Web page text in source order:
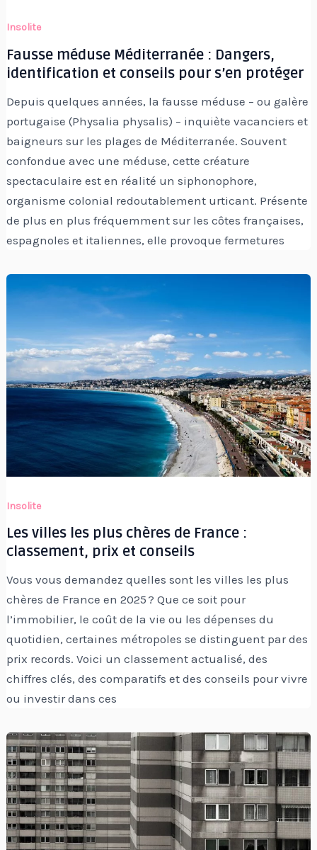
Insolite
Fausse méduse Méditerranée : Dangers,
identification et conseils pour s’en protéger
Depuis quelques années, la fausse méduse – ou galère
portugaise (Physalia physalis) – inquiète vacanciers et
baigneurs sur les plages de Méditerranée. Souvent
confondue avec une méduse, cette créature
spectaculaire est en réalité un siphonophore,
organisme colonial redoutablement urticant. Présente
de plus en plus fréquemment sur les côtes françaises,
espagnoles et italiennes, elle provoque fermetures
Insolite
Les villes les plus chères de France :
classement, prix et conseils
Vous vous demandez quelles sont les villes les plus
chères de France en 2025 ? Que ce soit pour
l’immobilier, le coût de la vie ou les dépenses du
quotidien, certaines métropoles se distinguent par des
prix records. Voici un classement actualisé, des
chiffres clés, des comparatifs et des conseils pour vivre
ou investir dans ces